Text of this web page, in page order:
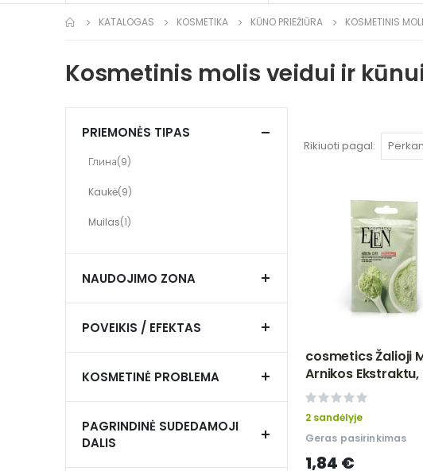
KATALOGAS KOSMETIKA KŪNO PRIEŽIŪRA KOSMETINIS
Kosmetinis molis veidui ir
Rikiuoti pagal
cosmetics Žalioji
Arnikos
NATURPRO
0%
2 sandėlyje
Geras pasirinkimas
1,84 €
PRIEMONĖS TIPAS
Глина
Not selected: Глина
9items
Kaukė
Not selected: Kaukė
9items
Muilas
Not selected: Muilas
1prekė
NAUDOJIMO ZONA
POVEIKIS / EFEKTAS
KOSMETINĖ PROBLEMA
PAGRINDINĖ SUDEDAMOJI
DALIS